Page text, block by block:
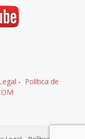
- Política de